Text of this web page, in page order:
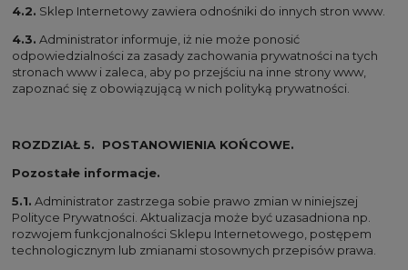
4.2. Sklep Internetowy zawiera odnośniki do innych stron www.
4.3. Administrator informuje, iż nie może ponosić
odpowiedzialności za zasady zachowania prywatności na tych
stronach www i zaleca, aby po przejściu na inne strony www,
zapoznać się z obowiązującą w nich polityką prywatności.
ROZDZIAŁ 5. POSTANOWIENIA KOŃCOWE.
Pozostałe informacje.
5.1. Administrator zastrzega sobie prawo zmian w niniejszej
Polityce Prywatności. Aktualizacja może być uzasadniona np.
rozwojem funkcjonalności Sklepu Internetowego, postępem
technologicznym lub zmianami stosownych przepisów prawa.